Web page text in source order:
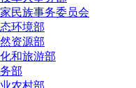
民族事务委员会
环境部
资源部
和旅游部
部
农村部